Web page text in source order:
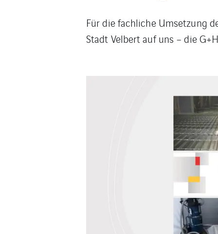
Für die fachliche Umsetzung
Stadt Velbert auf uns – die